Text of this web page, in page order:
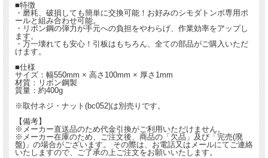
■特徴
・磨耗、破損しても簡単に交換可能！お好みのシモダトンボ専用ポ
ールと組み合わせ可能。
・リボン鋼の弾力が手元への負担をやわらげ、作業効率をアップし
ます。
・万一壊れても安心！引板はもちろん、全ての部品がご購入いただ
けます。
■仕様
サイズ：幅550mm × 高さ100mm × 厚さ1mm
材質：リボン鋼製
質量：約400g
※取付ネジ・ナット(bc052)は別売りです。
【備考】
※メーカー直送品のため代金引換がご利用いただけません。
※メーカー在庫のため、ご注文後、商品の「欠品」及び「完売(廃
盤)」の場合がございます。 その際は、お電話又はメールにてご連絡
いたしますので、ご了承の上ご注文をお願いいたします。